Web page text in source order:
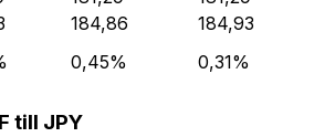
184,86
184,93
0,45% 0,31%
till JPY